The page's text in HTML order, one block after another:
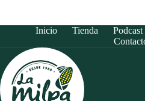
Inicio Tienda Podcast